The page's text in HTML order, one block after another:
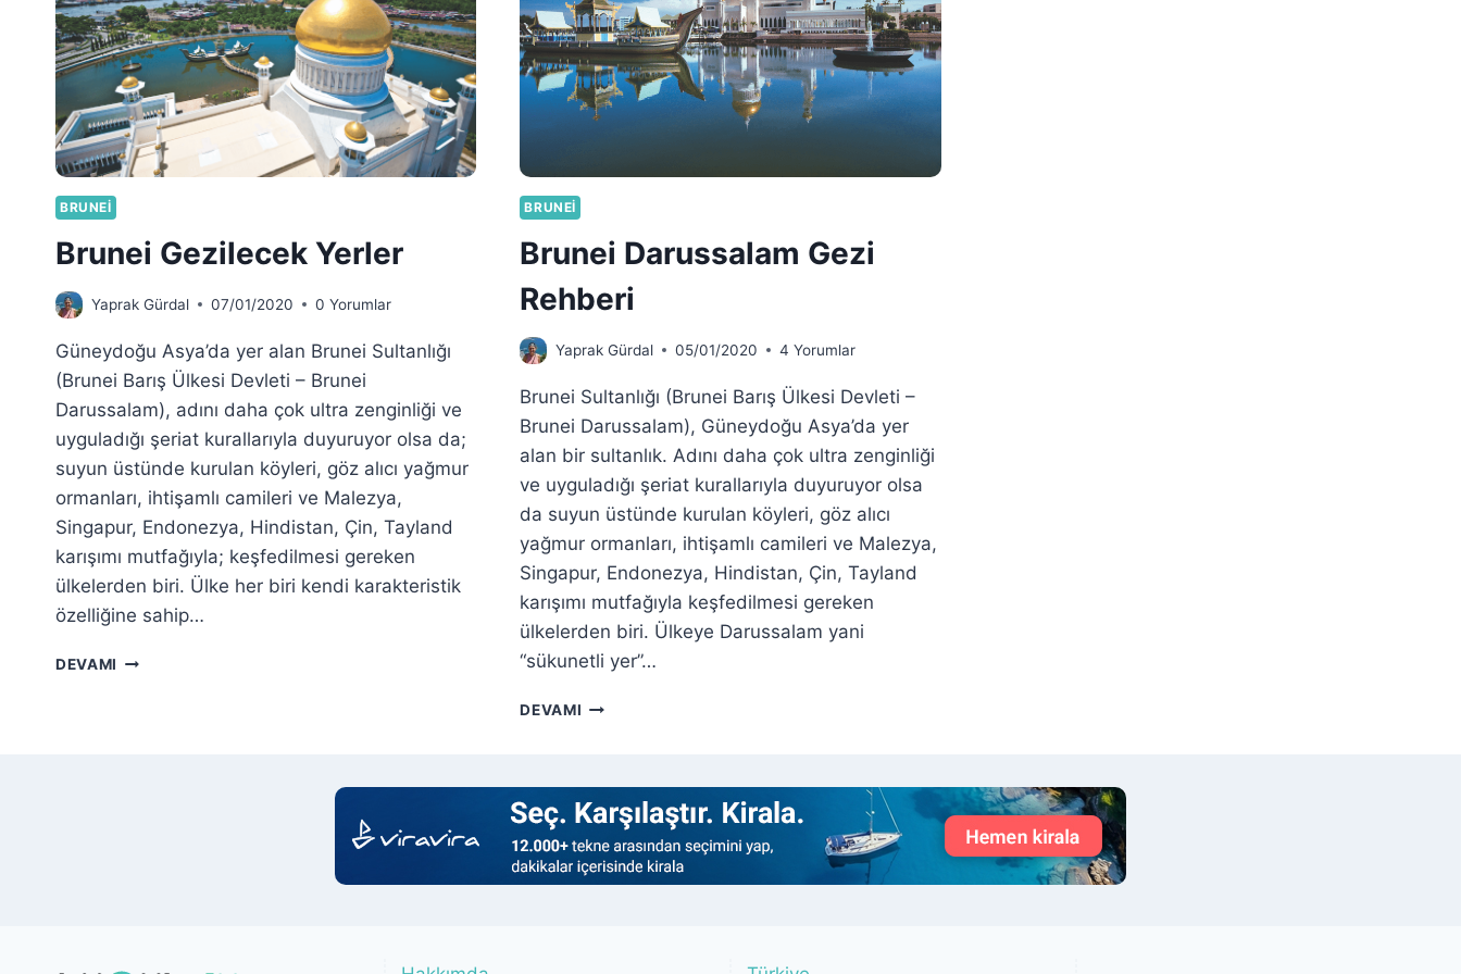
BRUNEI
Brunei Gezilecek Yerler
Yaprak Gürdal 07/01/2020 0 Yorumlar
Güneydoğu Asya’da yer alan Brunei Sultanlığı
(Brunei Barış Ülkesi Devleti – Brunei
Darussalam), adını daha çok ultra zenginliği ve
uyguladığı şeriat kurallarıyla duyuruyor olsa da;
suyun üstünde kurulan köyleri, göz alıcı yağmur
ormanları, ihtişamlı camileri ve Malezya,
Singapur, Endonezya, Hindistan, Çin, Tayland
karışımı mutfağıyla; keşfedilmesi gereken
ülkelerden biri. Ülke her biri kendi karakteristik
özelliğine sahip…
DEVAMI BRUNEI
BRUNEI
Brunei Darussalam Gezi
Rehberi
Yaprak Gürdal 05/01/2020 4 Yorumlar
Brunei Sultanlığı (Brunei Barış Ülkesi Devleti –
Brunei Darussalam), Güneydoğu Asya’da yer
alan bir sultanlık. Adını daha çok ultra zenginliği
ve uyguladığı şeriat kurallarıyla duyuruyor olsa
da suyun üstünde kurulan köyleri, göz alıcı
yağmur ormanları, ihtişamlı camileri ve Malezya,
Singapur, Endonezya, Hindistan, Çin, Tayland
karışımı mutfağıyla keşfedilmesi gereken
ülkelerden biri. Ülkeye Darussalam yani
“sükunetli yer”…
DEVAMI BRUNEI